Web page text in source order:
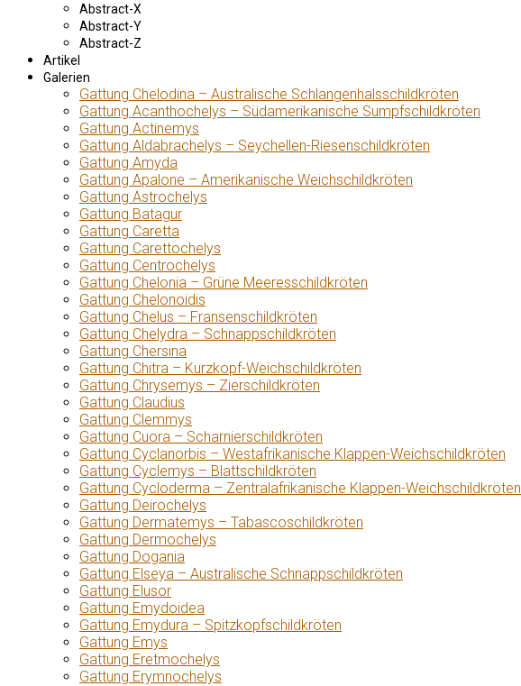
Abstract-X
Abstract-Y
Abstract-Z
Artikel
Galerien
Gattung Chelodina – Australische Schlangenhalsschildkröten
Gattung Acanthochelys – Südamerikanische Sumpfschildkröten
Gattung Actinemys
Gattung Aldabrachelys – Seychellen-Riesenschildkröten
Gattung Amyda
Gattung Apalone – Amerikanische Weichschildkröten
Gattung Astrochelys
Gattung Batagur
Gattung Caretta
Gattung Carettochelys
Gattung Centrochelys
Gattung Chelonia – Grüne Meeresschildkröten
Gattung Chelonoidis
Gattung Chelus – Fransenschildkröten
Gattung Chelydra – Schnappschildkröten
Gattung Chersina
Gattung Chitra – Kurzkopf-Weichschildkröten
Gattung Chrysemys – Zierschildkröten
Gattung Claudius
Gattung Clemmys
Gattung Cuora – Scharnierschildkröten
Gattung Cyclanorbis – Westafrikanische Klappen-Weichschildkröten
Gattung Cyclemys – Blattschildkröten
Gattung Cycloderma – Zentralafrikanische Klappen-Weichschildkröten
Gattung Deirochelys
Gattung Dermatemys – Tabascoschildkröten
Gattung Dermochelys
Gattung Dogania
Gattung Elseya – Australische Schnappschildkröten
Gattung Elusor
Gattung Emydoidea
Gattung Emydura – Spitzkopfschildkröten
Gattung Emys
Gattung Eretmochelys
Gattung Erymnochelys